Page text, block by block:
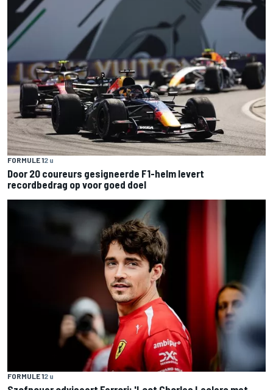
FORMULE 12 u
Door 20 coureurs gesigneerde F1-helm levert
recordbedrag op voor goed doel
FORMULE 12 u